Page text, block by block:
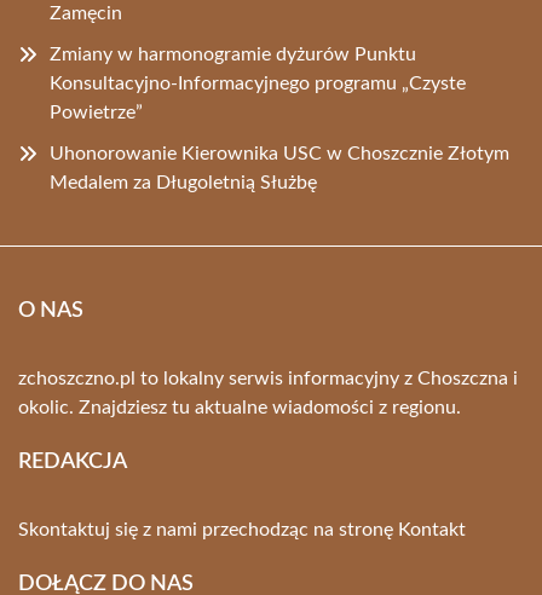
Zamęcin
Zmiany w harmonogramie dyżurów Punktu
Konsultacyjno-Informacyjnego programu „Czyste
Powietrze”
Uhonorowanie Kierownika USC w Choszcznie Złotym
Medalem za Długoletnią Służbę
O NAS
zchoszczno.pl to lokalny serwis informacyjny z Choszczna i
okolic. Znajdziesz tu aktualne wiadomości z regionu.
REDAKCJA
Skontaktuj się z nami przechodząc na stronę Kontakt
DOŁĄCZ DO NAS